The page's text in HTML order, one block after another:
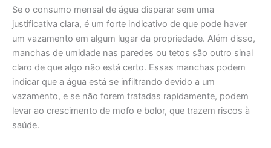
Se o consumo mensal de água disparar sem uma
justificativa clara, é um forte indicativo de que pode haver
um vazamento em algum lugar da propriedade. Além disso,
manchas de umidade nas paredes ou tetos são outro sinal
claro de que algo não está certo. Essas manchas podem
indicar que a água está se infiltrando devido a um
vazamento, e se não forem tratadas rapidamente, podem
levar ao crescimento de mofo e bolor, que trazem riscos à
saúde.